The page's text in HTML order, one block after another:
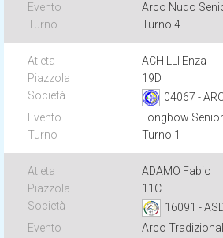
Arco Nudo
Turno 4
ACHILLI Enza
19D
04067 -
Longbow
Turno 1
ADAMO Fabio
11C
16091 -
Arco